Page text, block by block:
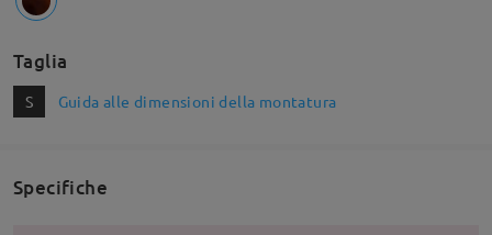
Taglia
S Guida alle dimensioni della montatura
Specifiche